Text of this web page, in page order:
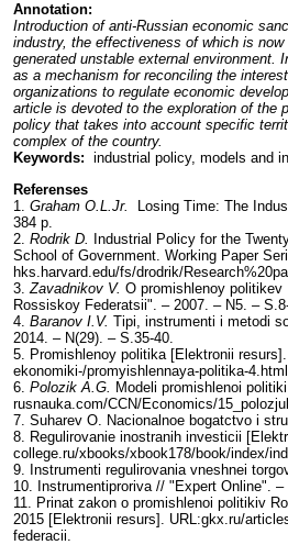
Annotation:
Introduction of anti-Russian economic
industry, the effectiveness of which is
generated unstable external
as a mechanism for reconciling the
organizations to regulate economic
article is devoted to the exploration of the
policy that takes into account specific
complex of the country.
Keywords: industrial policy, models and
Referenses
1. Graham O.L.Jr.
Losing Time: The
384 p.
2. Rodrik D. Industrial Policy for the
School of Government. Working Paper
hks.harvard.edu/fs/drodrik/
3. Zavadnikov V. O promishlenoy
Rossiskoy Federatsii". – 2007. – N5. –
4. Baranov I.V. Tipi, instrumenti i metodi
2014. – N(29). – S.35-40.
5. Promishlenoy politika [Elektronii
ekonomiki-/promyishlennaya-politika-
6. Polozik A.G. Modeli promishlenoi
rusnauka.com/CCN/Economics/
7. Suharev О. Nacionalnoe bogatctvo i
8. Regulirovanie inostranih investicii
college.ru/xbooks/xbook178/book/index/
9. Instrumenti regulirovania vneshnei
10. Instrumentiproriva // "Expert Online".
11. Prinat zakon o promishlenoi politikiv
2015 [Elektronii resurs]. URL:gkx.ru/
federacii.